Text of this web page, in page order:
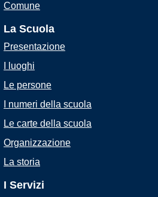
Comune
La Scuola
Presentazione
I luoghi
Le persone
I numeri della scuola
Le carte della scuola
Organizzazione
La storia
I Servizi